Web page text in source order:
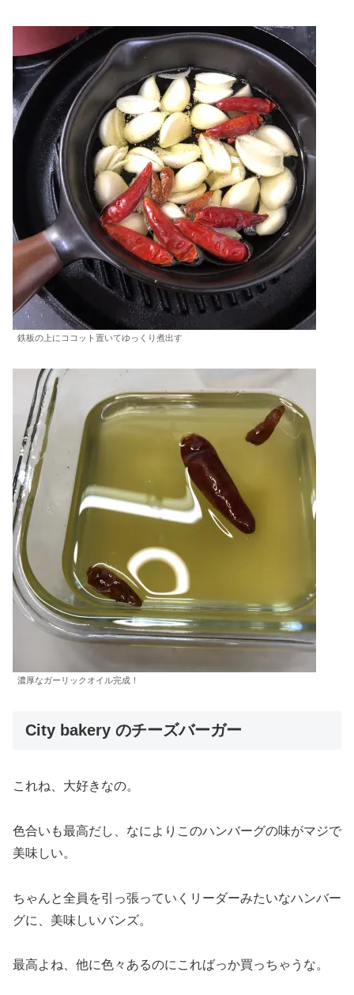
鉄板の上にココット置いてゆっくり煮出す
濃厚なガーリックオイル完成！
City bakery のチーズバーガー
これね、大好きなの。
色合いも最高だし、なによりこのハンバーグの味がマジで
美味しい。
ちゃんと全員を引っ張っていくリーダーみたいなハンバー
グに、美味しいバンズ。
最高よね、他に色々あるのにこればっか買っちゃうな。